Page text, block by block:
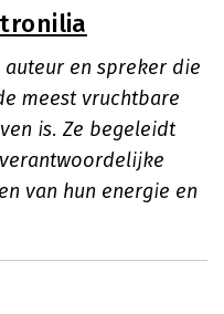
en spreker die
meest vruchtbare
is. Ze begeleidt
van hun energie en